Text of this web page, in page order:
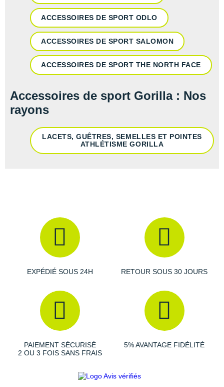
ACCESSOIRES DE SPORT ODLO
ACCESSOIRES DE SPORT SALOMON
ACCESSOIRES DE SPORT THE NORTH FACE
Accessoires de sport Gorilla : Nos
rayons
LACETS, GUÊTRES, SEMELLES ET POINTES
ATHLÉTISME GORILLA
EXPÉDIÉ SOUS 24H RETOUR SOUS 30 JOURS
PAIEMENT SÉCURISÉ
2 OU 3 FOIS SANS FRAIS
5% AVANTAGE FIDÉLITÉ